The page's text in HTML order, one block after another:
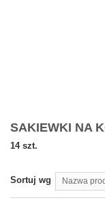
SAKIEWKI NA
14 szt.
Sortuj wg